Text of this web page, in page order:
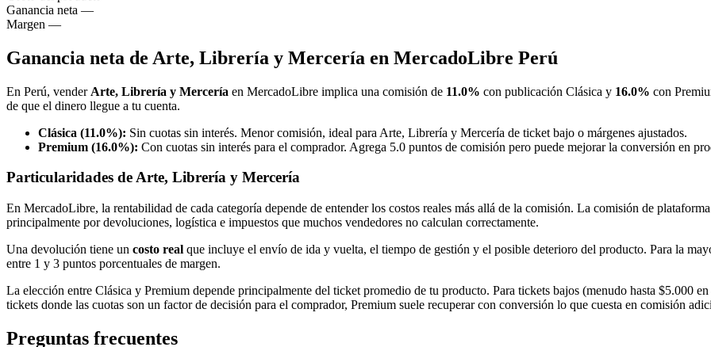
Ganancia neta —
Margen —
Ganancia neta de Arte, Librería y Mercería en MercadoLibre Perú
En Perú, vender Arte, Librería y Mercería en MercadoLibre implica una comisión de 11.0% con publicación Clásica y 16.0% con
de que el dinero llegue a tu cuenta.
Clásica (11.0%): Sin cuotas sin interés. Menor comisión, ideal para Arte, Librería y Mercería de ticket bajo o márgenes ajustados.
Premium (16.0%): Con cuotas sin interés para el comprador. Agrega 5.0 puntos de comisión pero puede mejorar la conversión en
Particularidades de Arte, Librería y Mercería
En MercadoLibre, la rentabilidad de cada categoría depende de entender los costos reales más allá de la comisión. La comisión de
principalmente por devoluciones, logística e impuestos que muchos vendedores no calculan correctamente.
Una devolución tiene un costo real que incluye el envío de ida y vuelta, el tiempo de gestión y el posible deterioro del producto. Para la
entre 1 y 3 puntos porcentuales de margen.
La elección entre Clásica y Premium depende principalmente del ticket promedio de tu producto. Para tickets bajos (menudo hasta $5.000
tickets donde las cuotas son un factor de decisión para el comprador, Premium suele recuperar con conversión lo que cuesta en comisión
Preguntas frecuentes